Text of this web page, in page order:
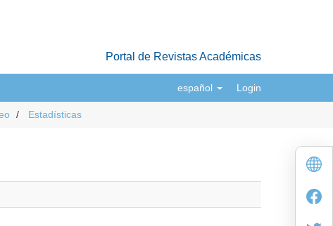
Portal de Revistas Académicas
español Login
Estadísticas